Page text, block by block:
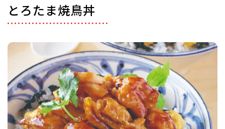
とろたま焼鳥丼